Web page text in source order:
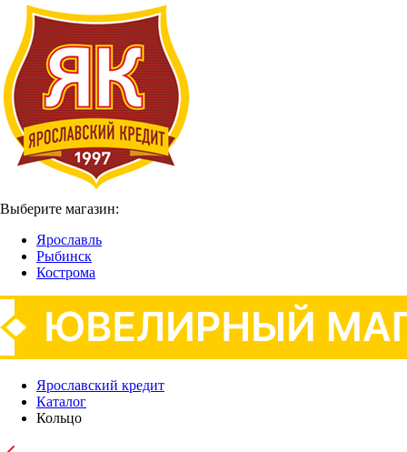
Выберите магазин:
Ярославль
Рыбинск
Кострома
Ярославский кредит
Каталог
Кольцо